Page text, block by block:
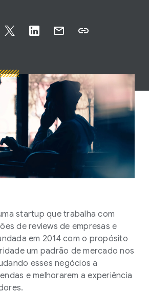
startup que trabalha com
de reviews de empresas e
em 2014 com o propósito
um padrão de mercado nos
esses negócios a
e melhorarem a experiência